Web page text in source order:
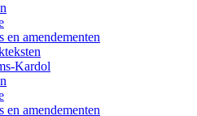
en amendementen
Kardol
en amendementen